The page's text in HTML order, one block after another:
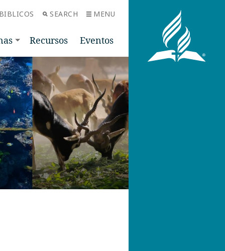
SEARCH MENU
Recursos Eventos